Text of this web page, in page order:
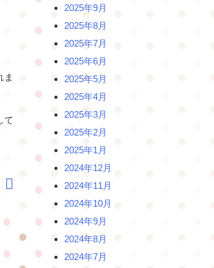
ま
て
2025年9月
2025年8月
2025年7月
2025年6月
2025年5月
2025年4月
2025年3月
2025年2月
2025年1月
2024年12月
2024年11月
2024年10月
2024年9月
2024年8月
2024年7月